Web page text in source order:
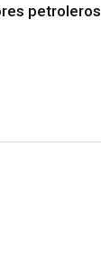
petroleros